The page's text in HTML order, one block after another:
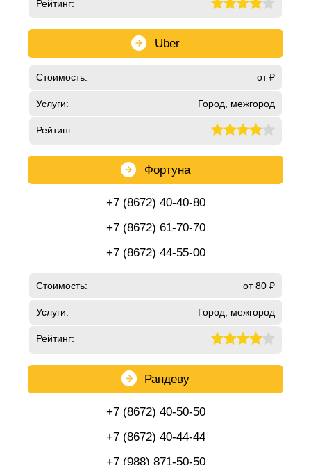
Рейтинг:
Uber
Стоимость: от ₽
Услуги: Город, межгород
Рейтинг:
Фортуна
+7 (8672) 40-40-80
+7 (8672) 61-70-70
+7 (8672) 44-55-00
Стоимость: от 80 ₽
Услуги: Город, межгород
Рейтинг:
Рандеву
+7 (8672) 40-50-50
+7 (8672) 40-44-44
+7 (988) 871-50-50